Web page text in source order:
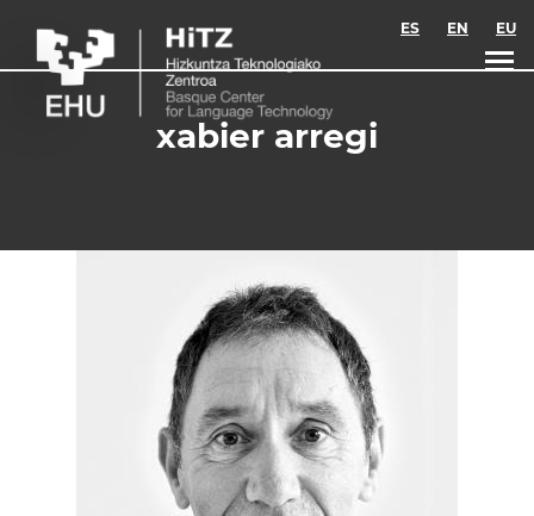
ES EN EU
xabier arregi